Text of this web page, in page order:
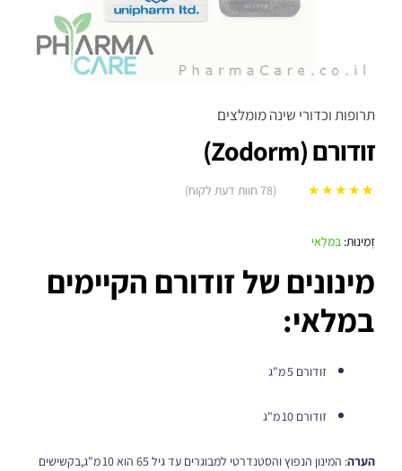
תרופות וכדורי שינה מומלצים
זודורם (Zodorm)
על דירוגים של
לקוחות
78חוות דעת לקוח)
זְמִינוּת:בִּמלַאִי
מינונים של זודורם הקיימים
במלאי:
זודורם 5 מ"ג
זודורם 10 מ"ג
הערה
: המינון הנפוץ והסטנדרטי למבוגרים עד גיל 65 הוא 10 מ"ג,בקשישים